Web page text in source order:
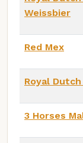
Weissbier
Red Mex
Royal
3 Horses